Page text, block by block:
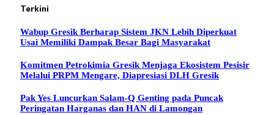
Terkini
Wabup Gresik Berharap Sistem JKN Lebih Diperkuat
Usai Memiliki Dampak Besar Bagi Masyarakat
Komitmen Petrokimia Gresik Menjaga Ekosistem Pesisir
Melalui PRPM Mengare, Diapresiasi DLH Gresik
Pak Yes Luncurkan Salam-Q Genting pada Puncak
Peringatan Harganas dan HAN di Lamongan